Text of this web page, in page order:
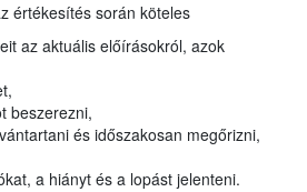
értékesítés során köteles
az aktuális előírásokról, azok
beszerezni,
és időszakosan megőrizni,
a hiányt és a lopást jelenteni.